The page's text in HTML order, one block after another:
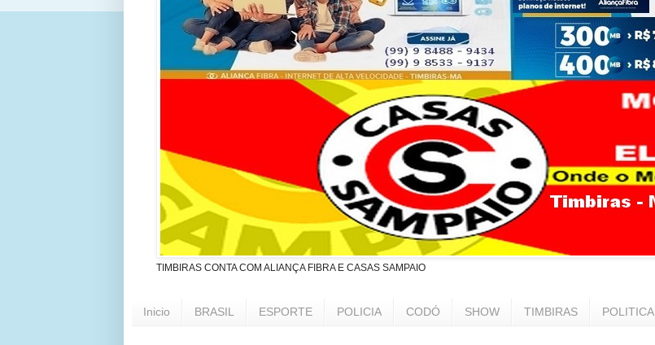
TIMBIRAS CONTA COM ALIANÇA FIBRA E CASAS SAMPAIO
Inicio BRASIL ESPORTE POLICIA CODÓ SHOW TIMBIRAS POLITICA